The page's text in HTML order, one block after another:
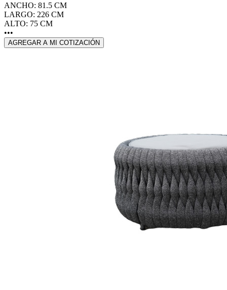
ANCHO: 81.5 CM
LARGO: 226 CM
ALTO: 75 CM
•••
AGREGAR A MI COTIZACIÓN